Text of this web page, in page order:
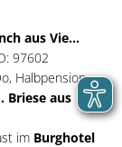
aus Vie...
97602
Halbpension
Briese aus
im Burghotel